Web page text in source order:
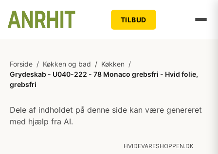
TILBUD
Forside / Køkken og bad / Køkken /
Grydeskab - U040-222 - 78 Monaco grebsfri - Hvid folie,
grebsfri
Dele af indholdet på denne side kan være genereret
med hjælp fra AI.
HVIDEVARESHOPPEN.DK